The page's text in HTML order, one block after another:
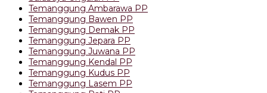
Temanggung Ambarawa PP
Temanggung Bawen PP
Temanggung Demak PP
Temanggung Jepara PP
Temanggung Juwana PP
Temanggung Kendal PP
Temanggung Kudus PP
Temanggung Lasem PP